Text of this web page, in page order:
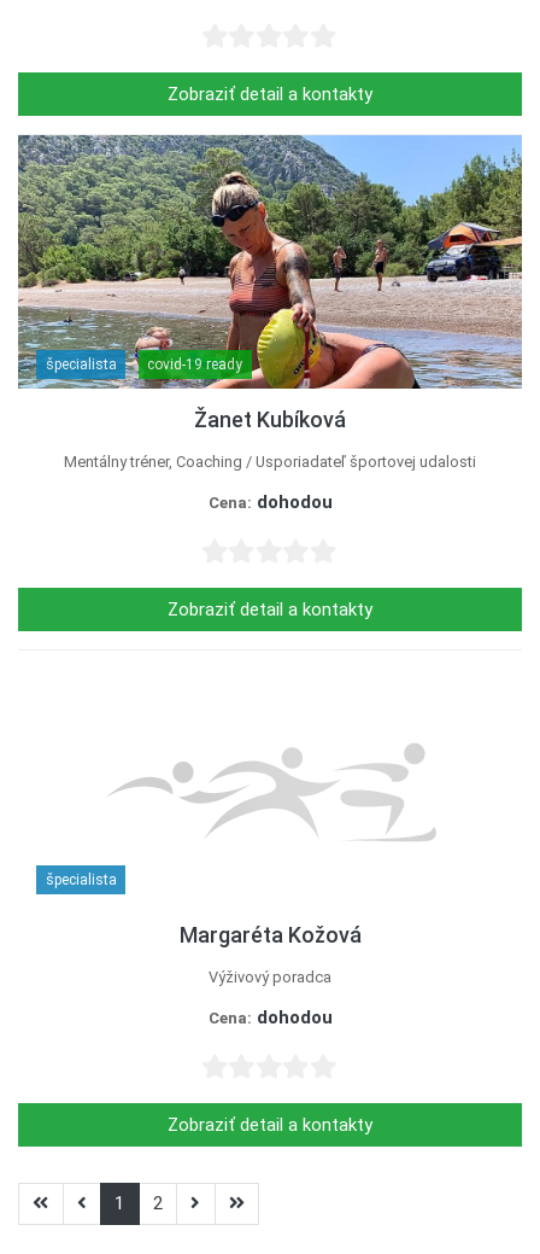
Zobraziť detail a kontakty
špecialista covid-19 ready
Žanet Kubíková
Mentálny tréner, Coaching Usporiadateľ športovej udalosti
Cena: dohodou
Zobraziť detail a kontakty
špecialista
Margaréta Kožová
Výživový poradca
Cena: dohodou
Zobraziť detail a kontakty
1 2